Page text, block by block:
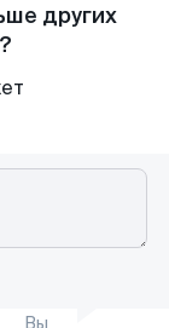
других
Вы